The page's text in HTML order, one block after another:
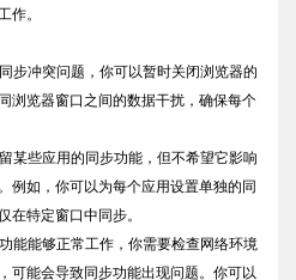
。
步冲突问题，你可以暂时关闭浏览器的
浏览器窗口之间的数据干扰，确保每个
某些应用的同步功能，但不希望它影响
例如，你可以为每个应用设置单独的同
特定窗口中同步。
能能够正常工作，你需要检查网络环境
可能会导致同步功能出现问题。你可以